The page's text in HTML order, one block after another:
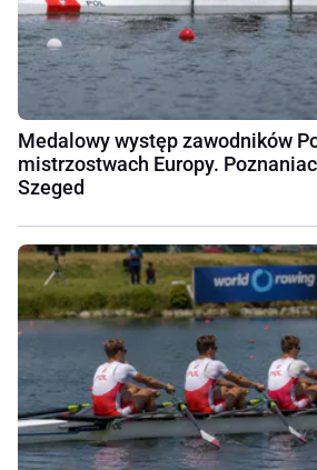
Medalowy występ zawodników
mistrzostwach Europy.
Szeged